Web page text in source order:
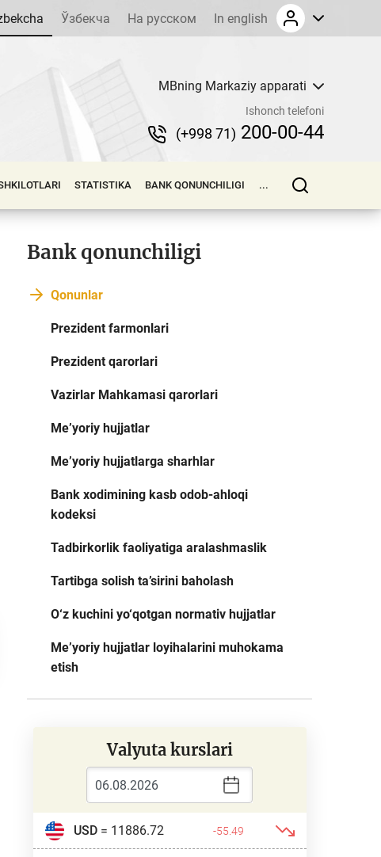
Ўзбекча На русском In english
MBning Markaziy apparati
Ishonch telefoni
(+998 71) 200-00-44
STATISTIKA BANK QONUNCHILIGI ...
Bank qonunchiligi
Qonunlar
Prezident farmonlari
Prezident qarorlari
Vazirlar Mahkamasi qarorlari
Me’yoriy hujjatlar
Me’yoriy hujjatlarga sharhlar
Bank xodimining kasb odob-ahloqi
kodeksi
Tadbirkorlik faoliyatiga aralashmaslik
Tartibga solish ta’sirini baholash
O‘z kuchini yo‘qotgan normativ hujjatlar
Me’yoriy hujjatlar loyihalarini muhokama
etish
Valyuta kurslari
USD= 11886.72 -55.49